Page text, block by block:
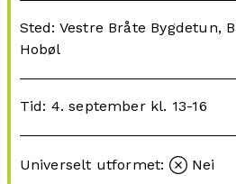
Sted: Vestre Bråte Bygdetun,
Hobøl
Tid: 4. september kl. 13-16
Universelt utformet: Nei